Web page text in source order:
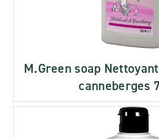
M.Green soap
canneberges